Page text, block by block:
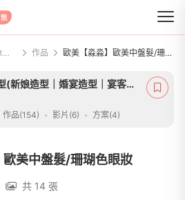
好婚市集
iLing 形象造型(新娘造型｜婚宴造型｜宴客髮型) 作品 歐美【淼淼】歐美中盤髮/珊瑚色眼妝
iLing 形象造型(新娘造型｜婚宴造型｜宴客髮型)
作品(154) 影片(6) 方案(4)
歐美中盤髮/珊瑚色眼妝
共 14 張